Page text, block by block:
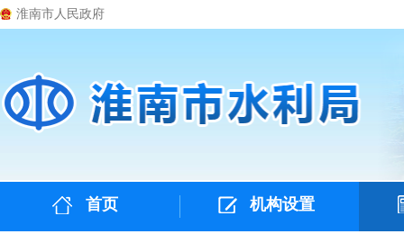
淮南市人民政府
首页 机构设置